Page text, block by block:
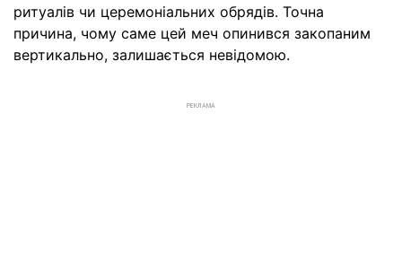
ритуалів чи церемоніальних обрядів. Точна
причина, чому саме цей меч опинився закопаним
вертикально, залишається невідомою.
РЕКЛАМА